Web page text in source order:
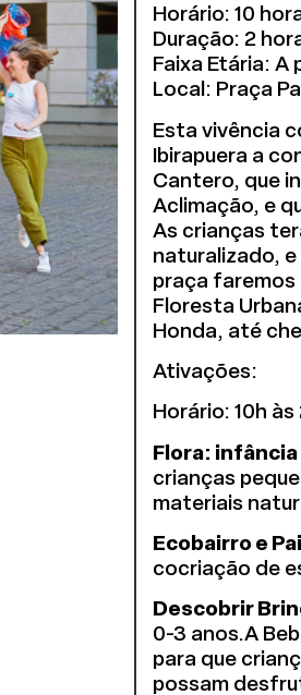
Horário: 10
Duração: 2
Faixa Etária:
Local: Praça
Esta vivência
Ibirapuera a
Cantero, que
Aclimação, e
As crianças
naturalizado,
praça faremos
Floresta
Honda, até
Ativações:
Horário: 10h às
Flora:
crianças
materiais
Ecobairro e
cocriação de
Descobrir
0-3 anos.A
para que
possam